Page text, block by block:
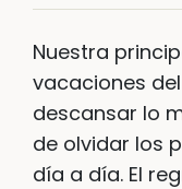
Nuestra
vacaciones
descansar lo
de olvidar los
día a día. El